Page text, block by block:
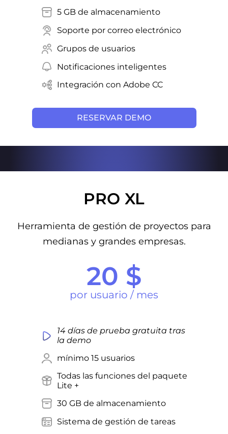
5 GB de almacenamiento
Soporte por correo electrónico
Grupos de usuarios
Notificaciones inteligentes
Integración con Adobe CC
RESERVAR DEMO
PRO XL
Herramienta de gestión de proyectos para
medianas y grandes empresas.
20 $
por usuario / mes
14 días de prueba gratuita tras
la demo
mínimo 15 usuarios
Todas las funciones del paquete
Lite +
30 GB de almacenamiento
Sistema de gestión de tareas